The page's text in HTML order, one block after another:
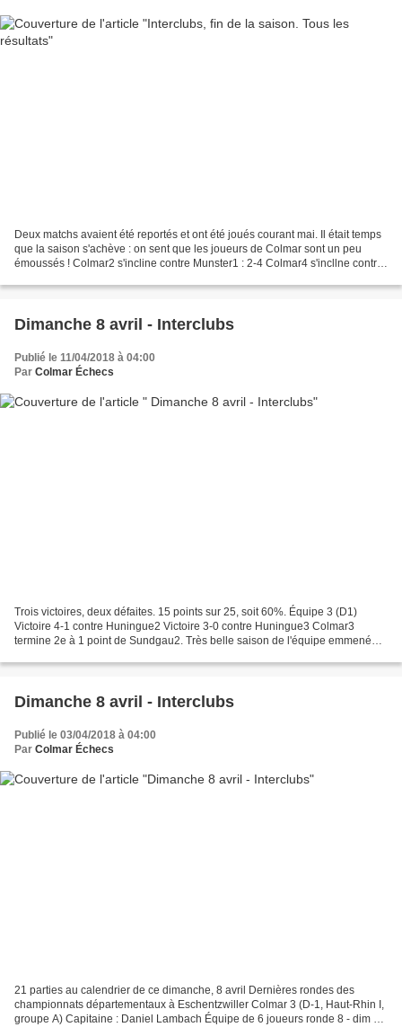
Deux matchs avaient été reportés et ont été joués courant mai. Il était temps
que la saison s'achève : on sent que les joueurs de Colmar sont un peu
émoussés ! Colmar2 s'incline contre Munster1 : 2-4 Colmar4 s'incllne contre
Dimanche 8 avril - Interclubs
Publié le 11/04/2018 à 04:00
Par Colmar Échecs
Trois victoires, deux défaites. 15 points sur 25, soit 60%. Équipe 3 (D1)
Victoire 4-1 contre Huningue2 Victoire 3-0 contre Huningue3 Colmar3
termine 2e à 1 point de Sundgau2. Très belle saison de l'équipe emmenée
Dimanche 8 avril - Interclubs
Publié le 03/04/2018 à 04:00
Par Colmar Échecs
21 parties au calendrier de ce dimanche, 8 avril Dernières rondes des
championnats départementaux à Eschentzwiller Colmar 3 (D-1, Haut-Rhin I,
groupe A) Capitaine : Daniel Lambach Équipe de 6 joueurs ronde 8 - dim 8